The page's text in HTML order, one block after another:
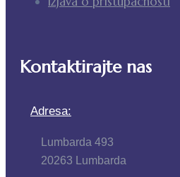
Kontaktirajte nas
Adresa:
Lumbarda 493
20263 Lumbarda